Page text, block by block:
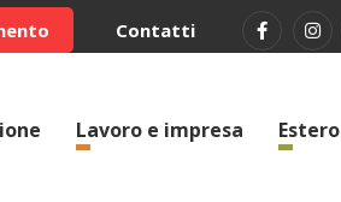
Contatti
Lavoro e impresa Estero